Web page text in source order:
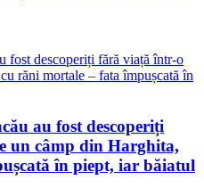
au fost descoperiți
un câmp din Harghita,
în piept, iar băiatul